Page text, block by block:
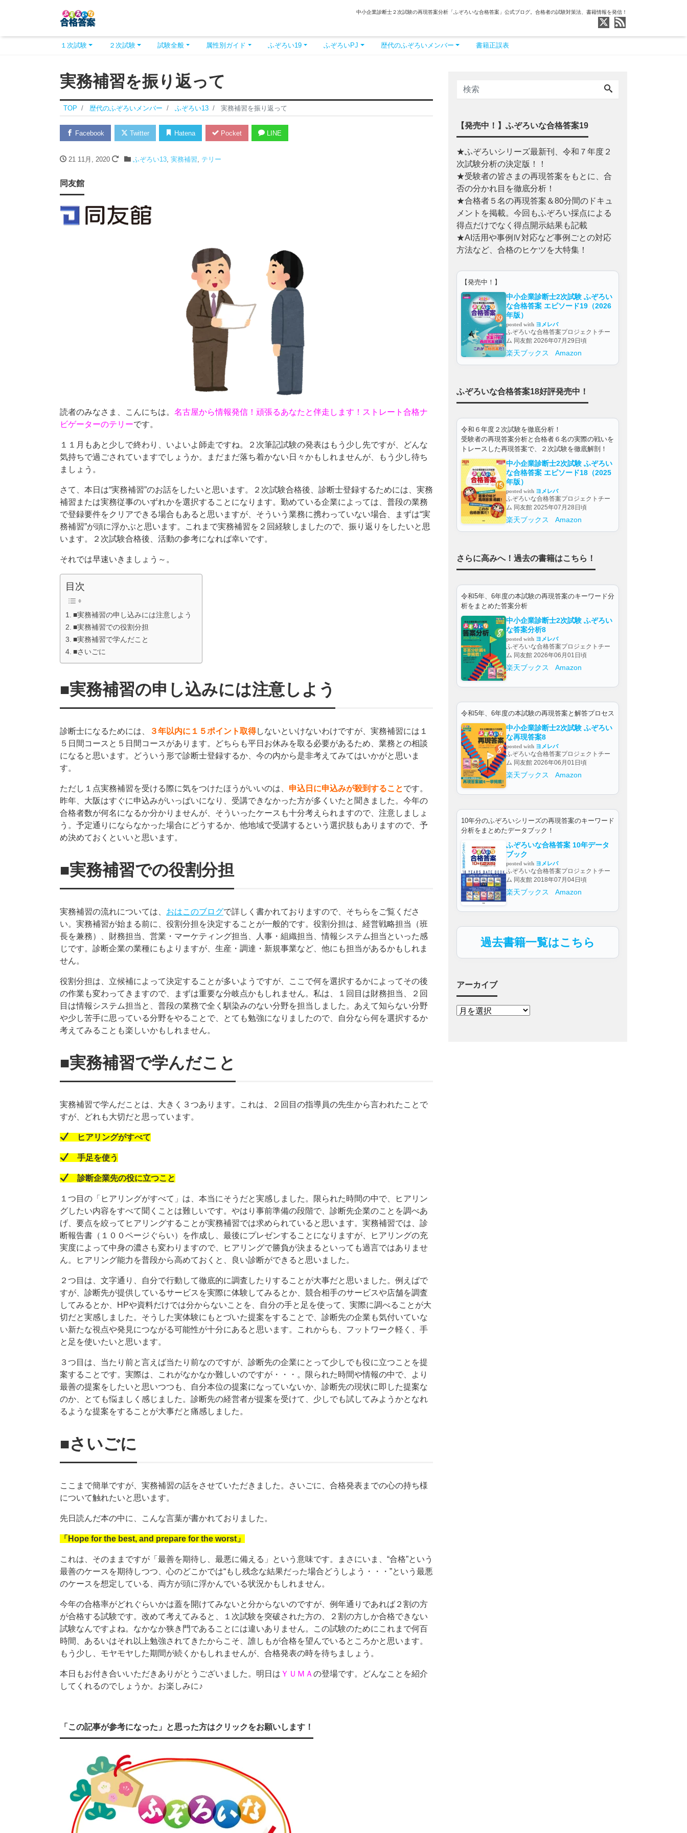
中小企業診断士２次試験の再現答案分析「ふぞろいな合格答案」公式ブログ。合格者の試験対策法、書籍情報を発信！
１次試験 ２次試験 試験全般 属性別ガイド ふぞろい19 ふぞろいPJ 歴代のふぞろいメンバー 書籍正誤表
実務補習を振り返って
TOP 歴代のふぞろいメンバー ふぞろい13 実務補習を振り返って
Facebook Twitter Hatena Pocket LINE
21 11月, 2020 ふぞろい13, 実務補習 テリー
同友館
読者のみなさま、こんにちは。 名古屋から情報発信！頑張るあなたと伴走します！ストレート合格ナ
ビゲーターのテリーです。
１１月もあと少しで終わり、いよいよ師走ですね。２次筆記試験の発表はもう少し先ですが、どんな
気持ちで過ごされていますでしょうか。まだまだ落ち着かない日々かもしれませんが、もう少し待ち
ましょう。
さて、本日は“実務補習”のお話をしたいと思います。２次試験合格後、診断士登録するためには、実務
補習または実務従事のいずれかを選択することになります。勤めている企業によっては、普段の業務
で登録要件をクリアできる場合もあると思いますが、そういう業務に携わっていない場合、まずは“実
務補習”が頭に浮かぶと思います。これまで実務補習を２回経験しましたので、振り返りをしたいと思
います。２次試験合格後、活動の参考になれば幸いです。
それでは早速いきましょう～。
目次
■実務補習の申し込みには注意しよう
■実務補習での役割分担
■実務補習で学んだこと
■さいごに
■実務補習の申し込みには注意しよう
診断士になるためには、 ３年以内に１５ポイント取得しないといけないわけですが、実務補習には１
５日間コースと５日間コースがあります。どちらも平日お休みを取る必要があるため、業務との相談
になると思います。どういう形で診断士登録するか、今の内から是非考えてみてはいかがと思いま
す。
ただし１点実務補習を受ける際に気をつけたほうがいいのは、 申込日に申込みが殺到することです。
昨年、大阪はすぐに申込みがいっぱいになり、受講できなかった方が多くいたと聞きました。今年の
合格者数が何名になるか分かりませんが、そういったケースも十分考えられますので、注意しましょ
う。予定通りにならなかった場合にどうするか、他地域で受講するという選択肢もありますので、予
め決めておくといいと思います。
■実務補習での役割分担
実務補習の流れについては、 おはこのブログで詳しく書かれておりますので、そちらをご覧くださ
い。実務補習が始まる前に、役割分担を決定することが一般的です。役割分担は、経営戦略担当（班
長を兼務）、財務担当、営業・マーケティング担当、人事・組織担当、情報システム担当といった感
じです。診断企業の業種にもよりますが、生産・調達・新規事業など、他にも担当があるかもしれま
せん。
役割分担は、立候補によって決定することが多いようですが、ここで何を選択するかによってその後
の作業も変わってきますので、まずは重要な分岐点かもしれません。私は、１回目は財務担当、２回
目は情報システム担当と、普段の業務で全く馴染みのない分野を担当しました。あえて知らない分野
や少し苦手に思っている分野をやることで、とても勉強になりましたので、自分なら何を選択するか
考えてみることも楽しいかもしれません。
■実務補習で学んだこと
実務補習で学んだことは、大きく３つあります。これは、２回目の指導員の先生から言われたことで
すが、どれも大切だと思っています。
ヒアリングがすべて
手足を使う
診断企業先の役に立つこと
１つ目の「ヒアリングがすべて」は、本当にそうだと実感しました。限られた時間の中で、ヒアリン
グしたい内容をすべて聞くことは難しいです。やはり事前準備の段階で、診断先企業のことを調べあ
げ、要点を絞ってヒアリングすることが実務補習では求められていると思います。実務補習では、診
断報告書（１００ページぐらい）を作成し、最後にプレゼンすることになりますが、ヒアリングの充
実度によって中身の濃さも変わりますので、ヒアリングで勝負が決まるといっても過言ではありませ
ん。ヒアリング能力を普段から高めておくと、良い診断ができると思いました。
２つ目は、文字通り、自分で行動して徹底的に調査したりすることが大事だと思いました。例えばで
すが、診断先が提供しているサービスを実際に体験してみるとか、競合相手のサービスや店舗を調査
してみるとか、HPや資料だけでは分からないことを、自分の手と足を使って、実際に調べることが大
切だと実感しました。そうした実体験にもとづいた提案をすることで、診断先の企業も気付いていな
い新たな視点や発見につながる可能性が十分にあると思います。これからも、フットワーク軽く、手
と足を使いたいと思います。
３つ目は、当たり前と言えば当たり前なのですが、診断先の企業にとって少しでも役に立つことを提
案することです。実際は、これがなかなか難しいのですが・・・。限られた時間や情報の中で、より
最善の提案をしたいと思いつつも、自分本位の提案になっていないか、診断先の現状に即した提案な
のか、とても悩ましく感じました。診断先の経営者が提案を受けて、少しでも試してみようかとなれ
るような提案をすることが大事だと痛感しました。
■さいごに
ここまで簡単ですが、実務補習の話をさせていただきました。さいごに、合格発表までの心の持ち様
について触れたいと思います。
先日読んだ本の中に、こんな言葉が書かれておりました。
「Hope for the best, and prepare for the worst」
これは、そのままですが「最善を期待し、最悪に備える」という意味です。まさにいま、“合格”という
最善のケースを期待しつつ、心のどこかでは“もし残念な結果だった場合どうしよう・・・”という最悪
のケースを想定している、両方が頭に浮かんでいる状況かもしれません。
今年の合格率がどれぐらいかは蓋を開けてみないと分からないのですが、例年通りであれば２割の方
が合格する試験です。改めて考えてみると、１次試験を突破された方の、２割の方しか合格できない
試験なんですよね。なかなか狭き門であることには違いありません。この試験のためにこれまで何百
時間、あるいはそれ以上勉強されてきたからこそ、誰しもが合格を望んでいるところかと思います。
もう少し、モヤモヤした期間が続くかもしれませんが、合格発表の時を待ちましょう。
本日もお付き合いいただきありがとうございました。明日は ＹＵＭＡ の登場です。どんなことを紹介
してくれるのでしょうか。お楽しみに♪
「この記事が参考になった」と思った方はクリックをお願いします！
【発売中！】ふぞろいな合格答案19
★ふぞろいシリーズ最新刊、令和７年度２
次試験分析の決定版！！
★受験者の皆さまの再現答案をもとに、合
否の分かれ目を徹底分析！
★合格者５名の再現答案＆80分間のドキュ
メントを掲載。今回もふぞろい採点による
得点だけでなく得点開示結果も記載
★AI活用や事例Ⅳ対応など事例ごとの対応
方法など、合格のヒケツを大特集！
【発売中！】
中小企業診断士2次試験 ふぞろい
な合格答案 エピソード19（2026
年版）
posted with ヨメレバ
ふぞろいな合格答案プロジェクトチー
ム 同友館 2026年07月29日頃
楽天ブックス Amazon
ふぞろいな合格答案18好評発売中！
令和６年度２次試験を徹底分析！
受験者の再現答案分析と合格者６名の実際の戦いを
トレースした再現答案で、２次試験を徹底解剖！
中小企業診断士2次試験 ふぞろい
な合格答案 エピソード18（2025
年版）
posted with ヨメレバ
ふぞろいな合格答案プロジェクトチー
ム 同友館 2025年07月28日頃
楽天ブックス Amazon
さらに高みへ！過去の書籍はこちら！
令和5年、6年度の本試験の再現答案のキーワード分
析をまとめた答案分析
中小企業診断士2次試験 ふぞろい
な答案分析8
posted with ヨメレバ
ふぞろいな合格答案プロジェクトチー
ム 同友館 2026年06月01日頃
楽天ブックス Amazon
令和5年、6年度の本試験の再現答案と解答プロセス
中小企業診断士2次試験 ふぞろい
な再現答案8
posted with ヨメレバ
ふぞろいな合格答案プロジェクトチー
ム 同友館 2026年06月01日頃
楽天ブックス Amazon
10年分のふぞろいシリーズの再現答案のキーワード
分析をまとめたデータブック！
ふぞろいな合格答案 10年データ
ブック
posted with ヨメレバ
ふぞろいな合格答案プロジェクトチー
ム 同友館 2018年07月04日頃
楽天ブックス Amazon
過去書籍一覧はこちら
アーカイブ